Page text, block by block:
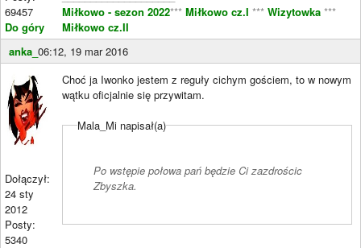
69457
Do góry
Miłkowo - sezon 2022*** Miłkowo cz.I *** Wizytowka ***
Miłkowo cz.II
anka_ 06:12, 19 mar 2016
Dołączył:
24 sty
2012
Posty:
5340
Choć ja Iwonko jestem z reguły cichym gościem, to w nowym
wątku oficjalnie się przywitam.
Mala_Mi napisał(a)
Po wstępie połowa pań będzie Ci zazdrościc
Zbyszka.